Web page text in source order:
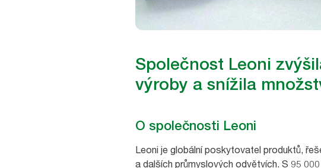
Společnost Leoni
výroby a snížila
O společnosti Leoni
Leoni je globální poskytovatel produktů,
a dalších průmyslových odvětvích. S 95